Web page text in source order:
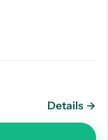
Details →